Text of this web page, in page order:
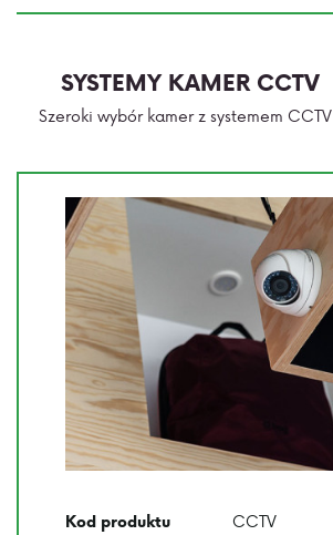
SYSTEMY KAMER CCTV
Szeroki wybór kamer z systemem CCTV
Kod produktu
CCTV